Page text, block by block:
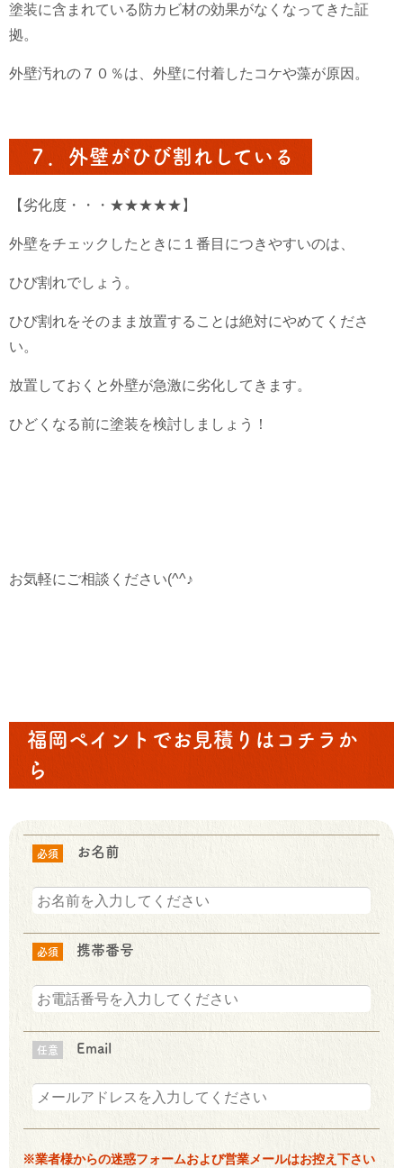
塗装に含まれている防カビ材の効果がなくなってきた証
拠。
外壁汚れの７０％は、外壁に付着したコケや藻が原因。
７．外壁がひび割れしている
【劣化度・・・★★★★★】
外壁をチェックしたときに１番目につきやすいのは、
ひび割れでしょう。
ひび割れをそのまま放置することは絶対にやめてくださ
い。
放置しておくと外壁が急激に劣化してきます。
ひどくなる前に塗装を検討しましょう！
お気軽にご相談ください(^^♪
福岡ペイントでお見積りはコチラか
ら
必須 お名前
必須 携帯番号
任意 Email
※業者様からの迷惑フォームおよび営業メールはお控え下さい